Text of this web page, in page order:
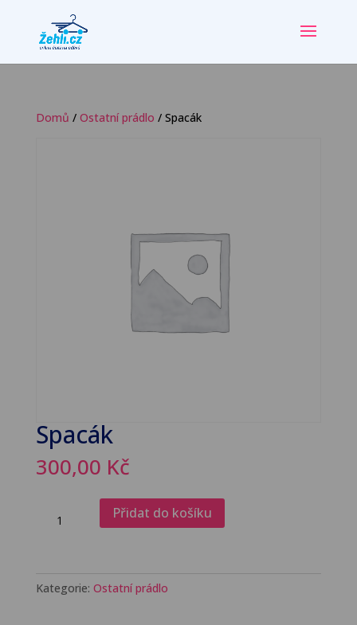
Domů / Ostatní prádlo / Spacák
Spacák
300,00 Kč
množství
Přidat do košíku
Kategorie: Ostatní prádlo